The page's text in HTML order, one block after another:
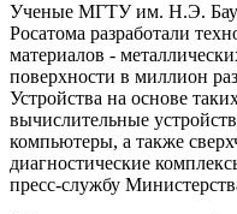
Ученые МГТУ им. Н.Э.
Росатома разработали
материалов -
поверхности в миллион
Устройства на основе
вычислительные
компьютеры, а также
диагностические
пресс-службу